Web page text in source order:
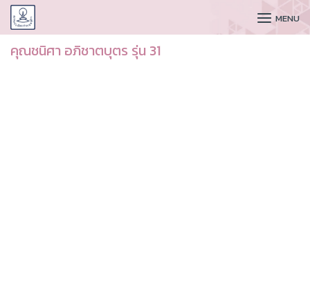
CUDAA MENU
คุณชนิศา อภิชาตบุตร รุ่น 31